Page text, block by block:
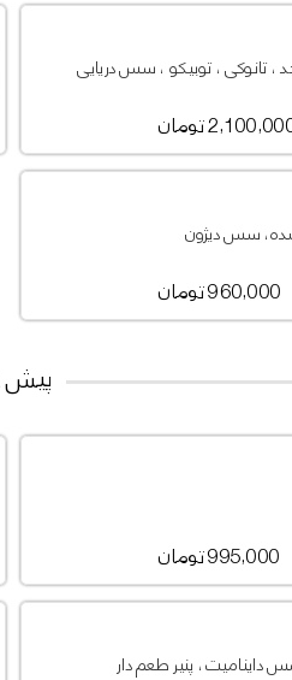
، تانوکی ، توبیکو ، سس دریایی
تومان
شده، سس دیژون
960,000 تومان
پیش
995,000 تومان
، پنیر طعم دار